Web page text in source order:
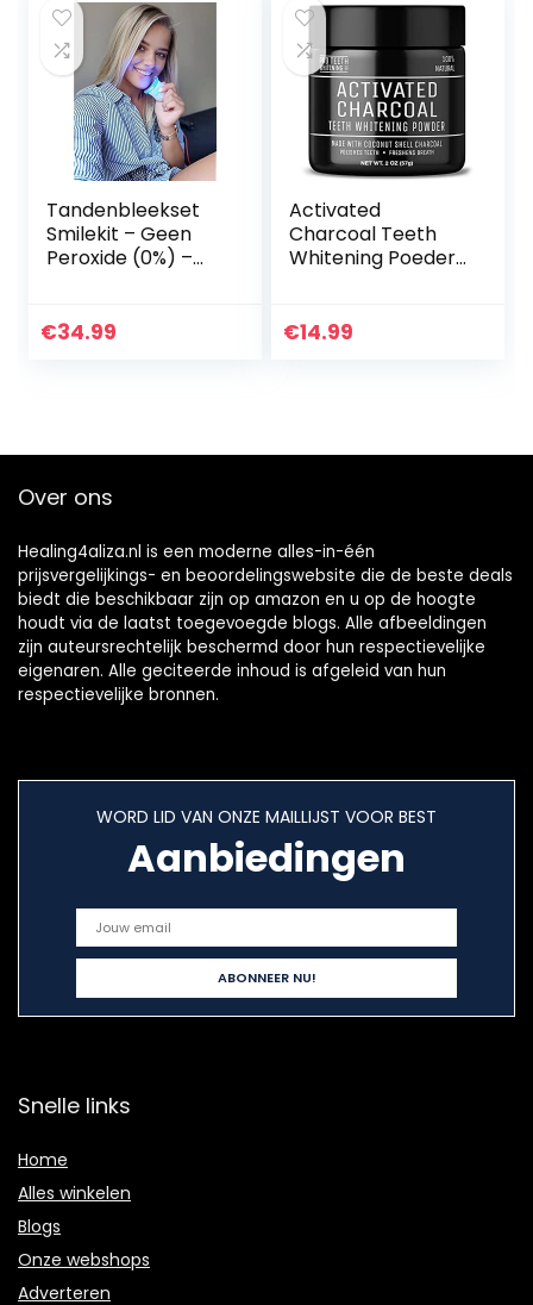
Tandenbleekset
Smilekit – Geen
Peroxide (0%) –
Dierproefvrij &
€34.99
Activated
Charcoal Teeth
Whitening Poeder
Natural Tanden
€14.99
Over ons
Healing4aliza.nl is een moderne alles-in-één
prijsvergelijkings- en beoordelingswebsite die de beste deals
biedt die beschikbaar zijn op amazon en u op de hoogte
houdt via de laatst toegevoegde blogs. Alle afbeeldingen
zijn auteursrechtelijk beschermd door hun respectievelijke
eigenaren. Alle geciteerde inhoud is afgeleid van hun
respectievelijke bronnen.
WORD LID VAN ONZE MAILLIJST VOOR BEST
Aanbiedingen
Snelle links
Home
Alles winkelen
Blogs
Onze webshops
Adverteren